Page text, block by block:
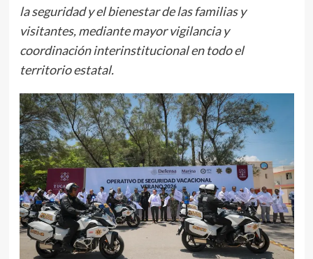
la seguridad y el bienestar de las familias y
visitantes, mediante mayor vigilancia y
coordinación interinstitucional en todo el
territorio estatal.